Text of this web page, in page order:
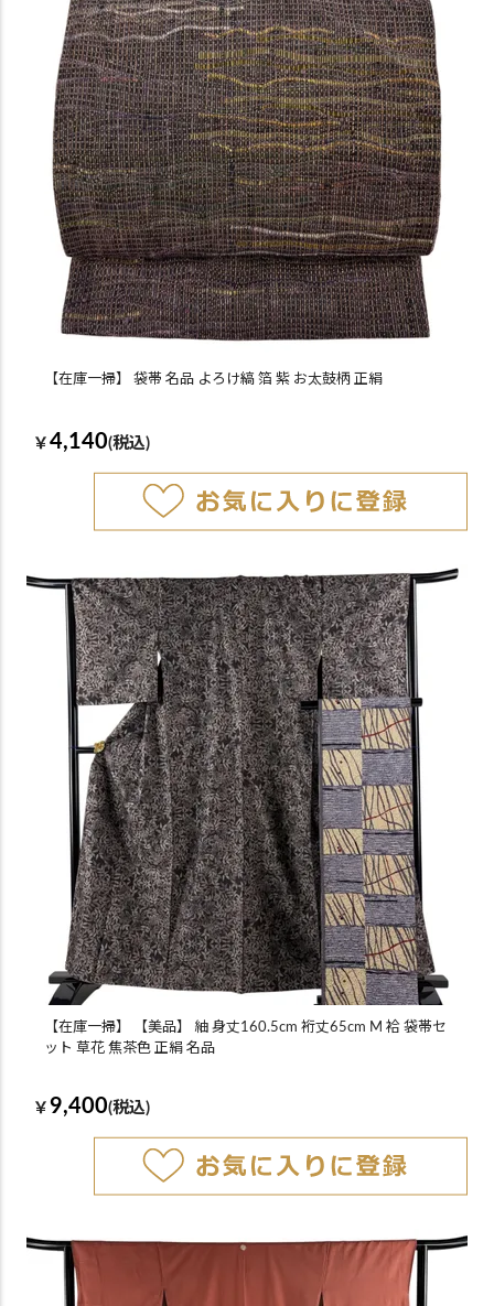
【在庫一掃】 袋帯 名品 よろけ縞 箔 紫 お太鼓柄 正絹
￥ 4,140(税込)
【在庫一掃】 【美品】 紬 身丈160.5cm 裄丈65cm M 袷 袋帯セ
ット 草花 焦茶色 正絹 名品
￥ 9,400(税込)